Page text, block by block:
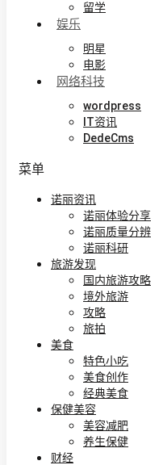
留学
娱乐
明星
电影
网络科技
wordpress
IT资讯
DedeCms
菜单
诺丽资讯
诺丽体验分享
诺丽质量分辨
诺丽科研
旅游发现
国内旅游攻略
境外旅游
攻略
旅拍
美食
特色小吃
美食创作
经典美食
保健美容
美容减肥
养生保健
财经